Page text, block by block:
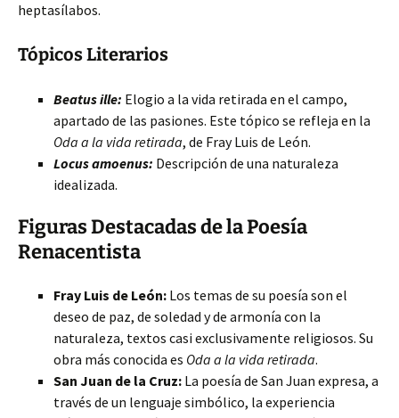
heptasílabos.
Tópicos Literarios
Beatus ille: Elogio a la vida retirada en el campo,
apartado de las pasiones. Este tópico se refleja en la
Oda a la vida retirada, de Fray Luis de León.
Locus amoenus: Descripción de una naturaleza
idealizada.
Figuras Destacadas de la Poesía
Renacentista
Fray Luis de León: Los temas de su poesía son el
deseo de paz, de soledad y de armonía con la
naturaleza, textos casi exclusivamente religiosos. Su
obra más conocida es Oda a la vida retirada.
San Juan de la Cruz: La poesía de San Juan expresa, a
través de un lenguaje simbólico, la experiencia